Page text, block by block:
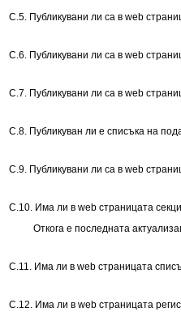
C.5. Публикувани ли са в web
C.6. Публикувани ли са в web
C.7. Публикувани ли са в web
C.8. Публикуван ли е списъка на
C.9. Публикувани ли са в web
C.10. Има ли в web страницата
Откога е последната
C.11. Има ли в web страницата
C.12. Има ли в web страницата